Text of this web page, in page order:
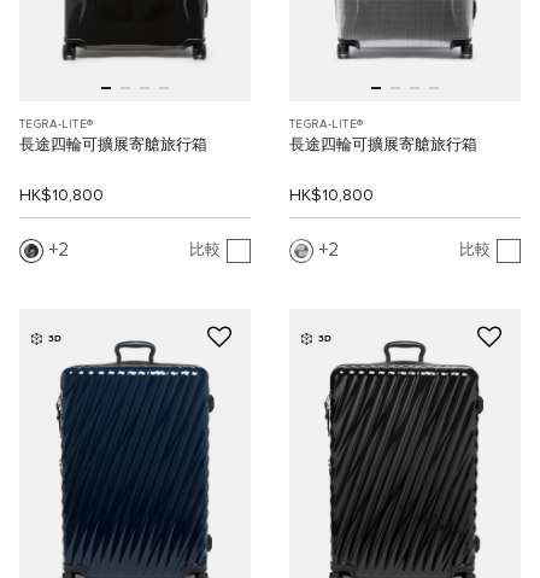
TEGRA-LITE®
長途四輪可擴展寄艙旅行箱
HK$10,800
2 比較
TEGRA-LITE®
長途四輪可擴展寄艙旅行箱
HK$10,800
2 比較
3D 3D